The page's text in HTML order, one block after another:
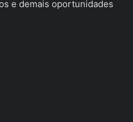
e demais oportunidades